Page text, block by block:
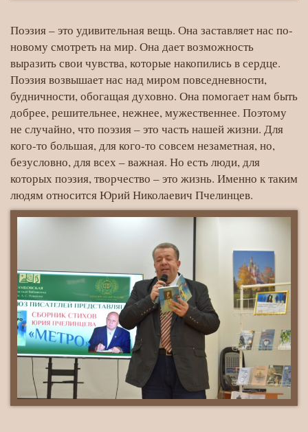
Поэзия – это удивительная вещь. Она заставляет нас по-
новому смотреть на мир. Она дает возможность
выразить свои чувства, которые накопились в сердце.
Поэзия возвышает нас над миром повседневности,
будничности, обогащая духовно. Она помогает нам быть
добрее, решительнее, нежнее, мужественнее. Поэтому
не случайно, что поэзия – это часть нашей жизни. Для
кого-то большая, для кого-то совсем незаметная, но,
безусловно, для всех – важная. Но есть люди, для
которых поэзия, творчество – это жизнь. Именно к таким
людям относится Юрий Николаевич Пчелинцев.